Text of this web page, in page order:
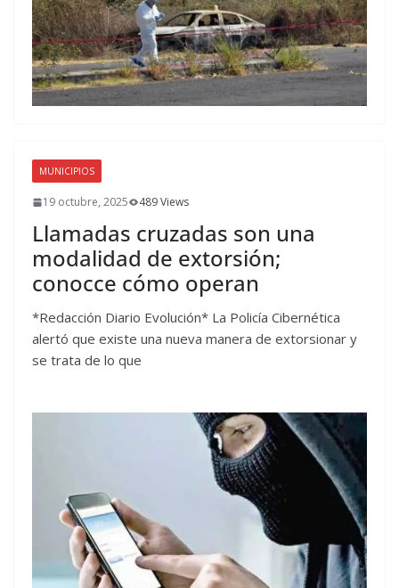
MUNICIPIOS
19 octubre, 2025 489 Views
Llamadas cruzadas son una
modalidad de extorsión;
conocce cómo operan
*Redacción Diario Evolución* La Policía Cibernética
alertó que existe una nueva manera de extorsionar y
se trata de lo que